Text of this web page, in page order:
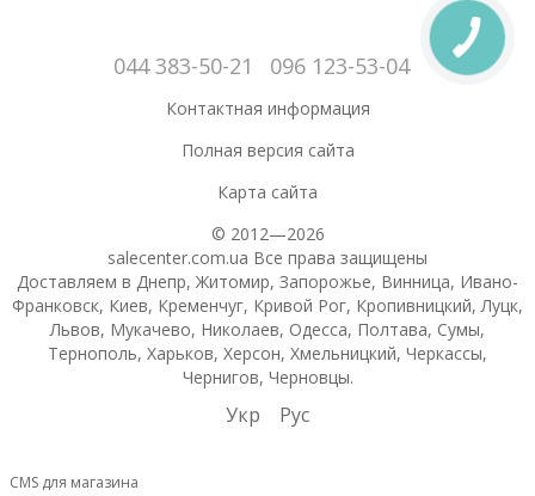
044 383-50-21 096 123-53-04
Контактная информация
Полная версия сайта
Карта сайта
© 2012—2026
salecenter.com.ua Все права защищены
Доставляем в Днепр, Житомир, Запорожье, Винница, Ивано-
Франковск, Киев, Кременчуг, Кривой Рог, Кропивницкий, Луцк,
Львов, Мукачево, Николаев, Одесса, Полтава, Сумы,
Тернополь, Харьков, Херсон, Хмельницкий, Черкассы,
Чернигов, Черновцы.
Укр Рус
CMS для магазина